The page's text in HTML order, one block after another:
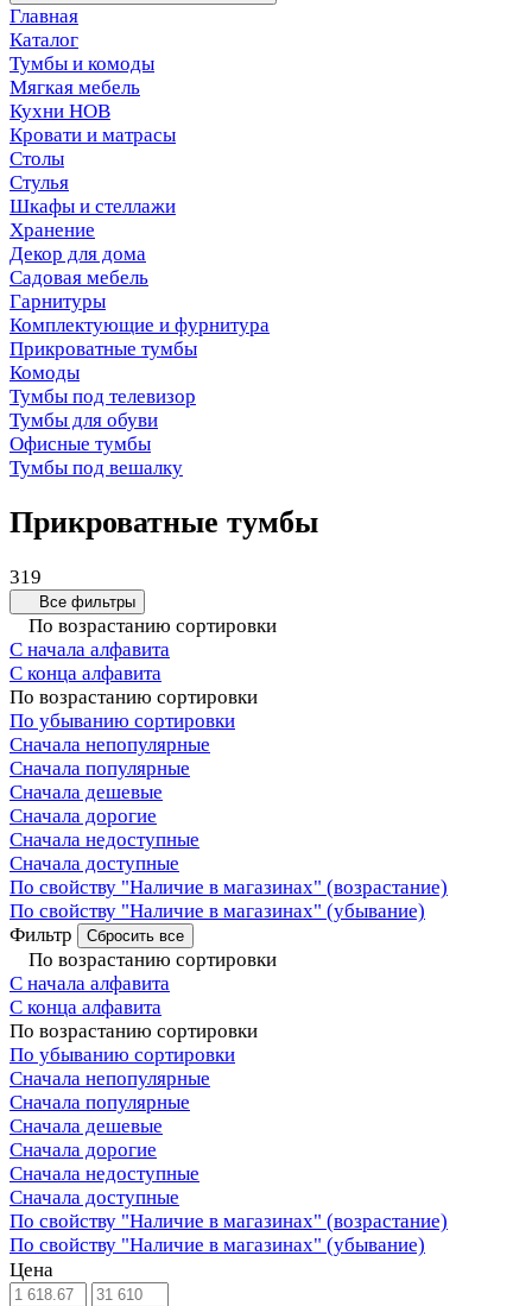
Главная
Каталог
Тумбы и комоды
Мягкая мебель
Кухни НОВ
Кровати и матрасы
Столы
Стулья
Шкафы и стеллажи
Хранение
Декор для дома
Садовая мебель
Гарнитуры
Комплектующие и фурнитура
Прикроватные тумбы
Комоды
Тумбы под телевизор
Тумбы для обуви
Офисные тумбы
Тумбы под вешалку
Прикроватные тумбы
319
Все фильтры
По возрастанию сортировки
С начала алфавита
С конца алфавита
По возрастанию сортировки
По убыванию сортировки
Сначала непопулярные
Сначала популярные
Сначала дешевые
Сначала дорогие
Сначала недоступные
Сначала доступные
По свойству "Наличие в магазинах" (возрастание)
По свойству "Наличие в магазинах" (убывание)
Фильтр
Сбросить все
По возрастанию сортировки
С начала алфавита
С конца алфавита
По возрастанию сортировки
По убыванию сортировки
Сначала непопулярные
Сначала популярные
Сначала дешевые
Сначала дорогие
Сначала недоступные
Сначала доступные
По свойству "Наличие в магазинах" (возрастание)
По свойству "Наличие в магазинах" (убывание)
Цена